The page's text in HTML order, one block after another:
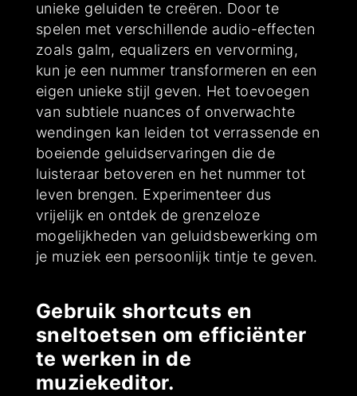
unieke geluiden te creëren. Door te
spelen met verschillende audio-effecten
zoals galm, equalizers en vervorming,
kun je een nummer transformeren en een
eigen unieke stijl geven. Het toevoegen
van subtiele nuances of onverwachte
wendingen kan leiden tot verrassende en
boeiende geluidservaringen die de
luisteraar betoveren en het nummer tot
leven brengen. Experimenteer dus
vrijelijk en ontdek de grenzeloze
mogelijkheden van geluidsbewerking om
je muziek een persoonlijk tintje te geven.
Gebruik shortcuts en
sneltoetsen om efficiënter
te werken in de
muziekeditor.